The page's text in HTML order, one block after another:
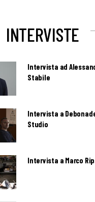
INTERVISTE
Intervista ad
Stabile
Intervista a
Studio
Intervista a Marco